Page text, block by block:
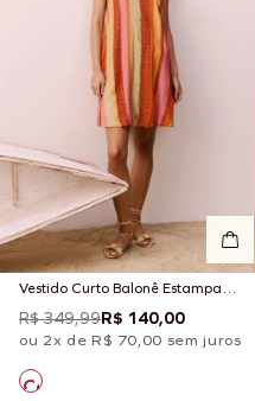
Vestido Curto Balonê Estampado
Itaúba
R$ 349,99R$ 140,00
ou 2x de R$ 70,00 sem juros